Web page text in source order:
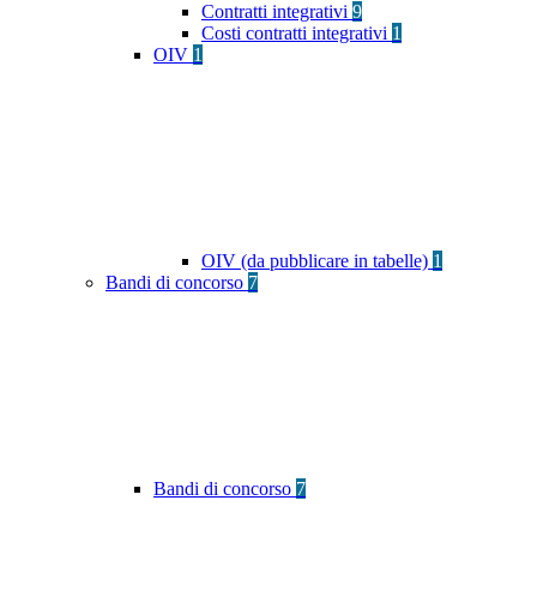
Contratti integrativi 9
Costi contratti integrativi 1
OIV 1
OIV (da pubblicare in tabelle) 1
Bandi di concorso 7
Bandi di concorso 7